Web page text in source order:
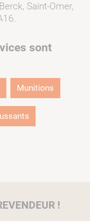
Saint-Omer,
sont
Munitions
!